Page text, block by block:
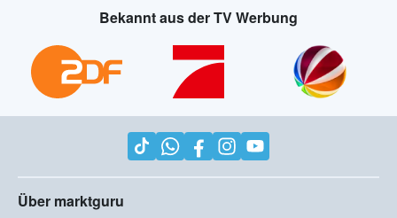
Bekannt aus der TV Werbung
Über marktguru